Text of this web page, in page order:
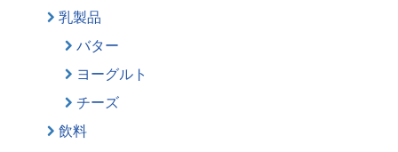
乳製品
バター
ヨーグルト
チーズ
飲料